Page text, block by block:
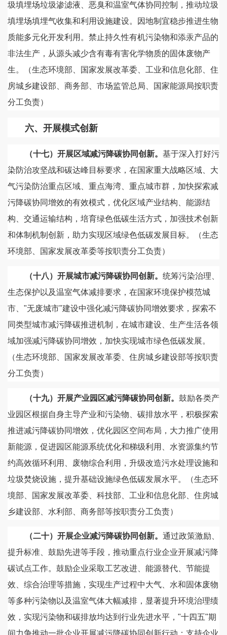
圾填埋场垃圾渗滤液、恶臭和温室气体协同控制，推动垃圾
填埋场填埋气收集和利用设施建设。因地制宜稳步推进生物
质能多元化开发利用。禁止持久性有机污染物和添汞产品的
非法生产，从源头减少含有毒有害化学物质的固体废物产
生。（生态环境部、国家发展改革委、工业和信息化部、住
房城乡建设部、商务部、市场监管总局、国家能源局按职责
分工负责）
六、开展模式创新
（十七）开展区域减污降碳协同创新。 基于深入打好污
染防治攻坚战和碳达峰目标要求，在国家重大战略区域、大
气污染防治重点区域、重点海湾、重点城市群，加快探索减
污降碳协同增效的有效模式，优化区域产业结构、能源结
构、交通运输结构，培育绿色低碳生活方式，加强技术创新
和体制机制创新，助力实现区域绿色低碳发展目标。（生态
环境部、国家发展改革委等按职责分工负责）
（十八）开展城市减污降碳协同创新。 统筹污染治理、
生态保护以及温室气体减排要求，在国家环境保护模范城
市、"无废城市"建设中强化减污降碳协同增效要求，探索不
同类型城市减污降碳推进机制，在城市建设、生产生活各领
域加强减污降碳协同增效，加快实现城市绿色低碳发展。
（生态环境部、国家发展改革委、住房城乡建设部等按职责
分工负责）
（十九）开展产业园区减污降碳协同创新。 鼓励各类产
业园区根据自身主导产业和污染物、碳排放水平，积极探索
推进减污降碳协同增效，优化园区空间布局，大力推广使用
新能源，促进园区能源系统优化和梯级利用、水资源集约节
约高效循环利用、废物综合利用，升级改造污水处理设施和
垃圾焚烧设施，提升基础设施绿色低碳发展水平。（生态环
境部、国家发展改革委、科技部、工业和信息化部、住房城
乡建设部、水利部、商务部等按职责分工负责）
（二十）开展企业减污降碳协同创新。 通过政策激励、
提升标准、鼓励先进等手段，推动重点行业企业开展减污降
碳试点工作。鼓励企业采取工艺改进、能源替代、节能提
效、综合治理等措施，实现生产过程中大气、水和固体废物
等多种污染物以及温室气体大幅减排，显著提升环境治理绩
效，实现污染物和碳排放均达到行业先进水平，"十四五"期